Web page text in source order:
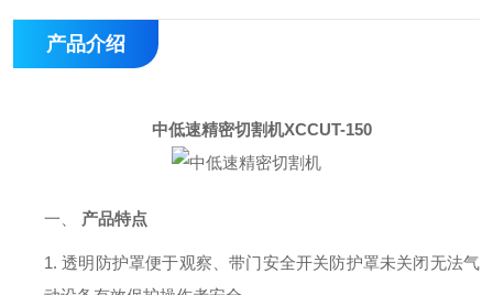
产品介绍
中低速精密切割机XCCUT-150
一、 产品特点
1.透明防护罩便于观察、带门安全开关防护罩未关闭无法气